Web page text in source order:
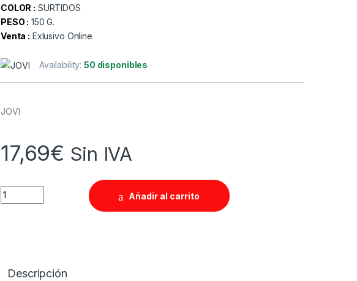
COLOR : SURTIDOS
PESO : 150 G.
Venta : Exlusivo Online
Availability:50 disponibles
JOVI
17,69€ Sin IVA
Quantity
Añadir al carrito
Descripción